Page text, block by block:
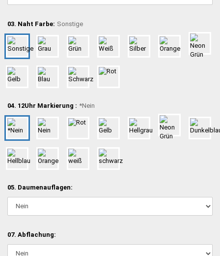
03. Naht Farbe: Sonstige
04. 12Uhr Markierung : *Nein
05. Daumenauflagen:
07. Abflachung: